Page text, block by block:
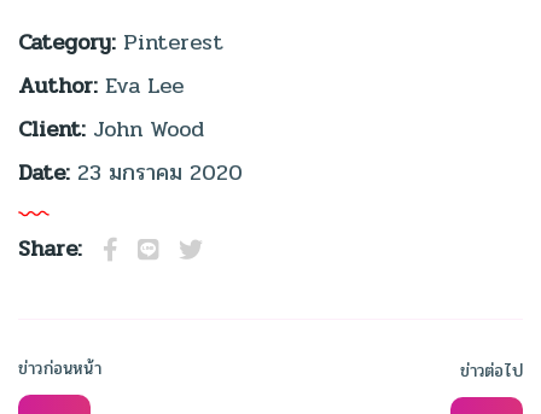
Category: Pinterest
Author: Eva Lee
Client: John Wood
Date: 23 มกราคม 2020
Share:
ข่าวก่อนหน้า ข่าวต่อไป